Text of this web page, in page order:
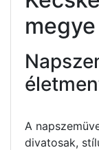
megye
A
divatosak,